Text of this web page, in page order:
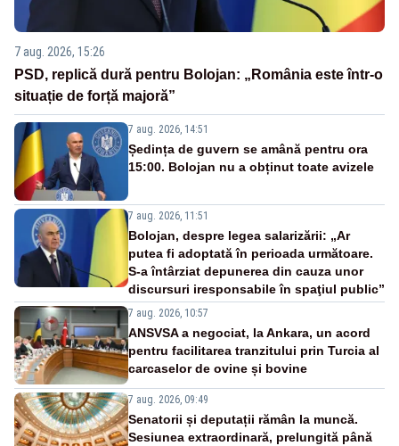
7 aug. 2026, 15:26
PSD, replică dură pentru Bolojan: „România este într-o
situație de forță majoră”
7 aug. 2026, 14:51
Ședința de guvern se amână pentru ora
15:00. Bolojan nu a obținut toate avizele
7 aug. 2026, 11:51
Bolojan, despre legea salarizării: „Ar
putea fi adoptată în perioada următoare.
S-a întârziat depunerea din cauza unor
discursuri iresponsabile în spaţiul public”
7 aug. 2026, 10:57
ANSVSA a negociat, la Ankara, un acord
pentru facilitarea tranzitului prin Turcia al
carcaselor de ovine și bovine
7 aug. 2026, 09:49
Senatorii și deputații rămân la muncă.
Sesiunea extraordinară, prelungită până